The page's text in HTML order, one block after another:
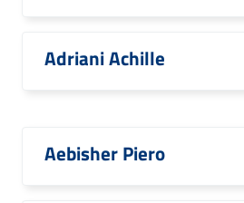
Adriani Achille
Aebisher Piero